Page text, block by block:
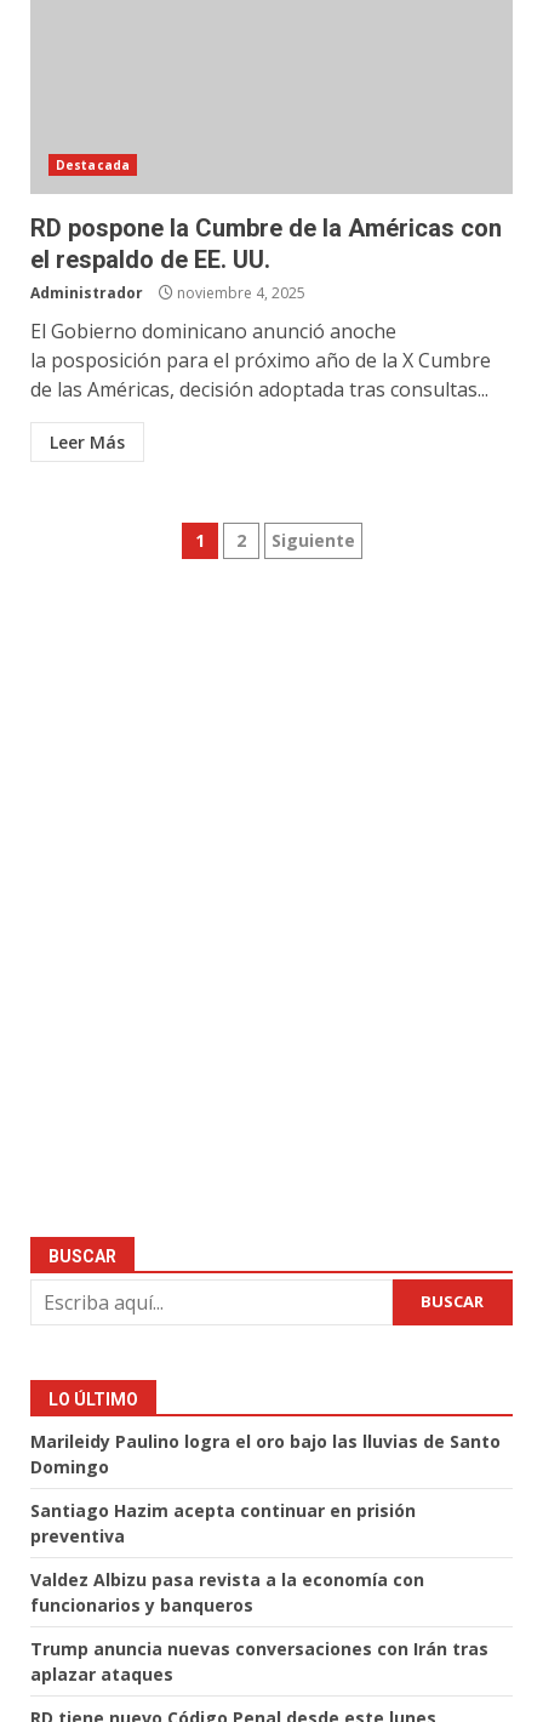
Destacada
RD pospone la Cumbre de la Américas con
el respaldo de EE. UU.
Administrador noviembre 4, 2025
El Gobierno dominicano anunció anoche
la posposición para el próximo año de la X Cumbre
de las Américas, decisión adoptada tras consultas...
Leer Más
Paginación
1 2 Siguiente
BUSCAR
BUSCAR
LO ÚLTIMO
Marileidy Paulino logra el oro bajo las lluvias de Santo
Domingo
Santiago Hazim acepta continuar en prisión
preventiva
Valdez Albizu pasa revista a la economía con
funcionarios y banqueros
Trump anuncia nuevas conversaciones con Irán tras
aplazar ataques
RD tiene nuevo Código Penal desde este lunes